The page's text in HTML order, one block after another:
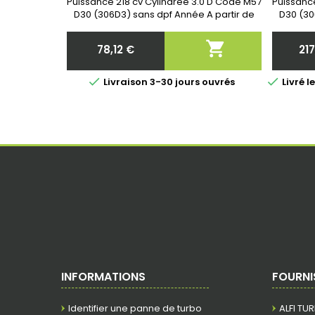
11657789083E
D30 (306D3) sans dpf Année A partir de
Prix
78,12 € 
 Livraison 3-30 jours ouvrés
D30
 Livré
INFORMATIONS
Identifier une panne de turbo ALFI